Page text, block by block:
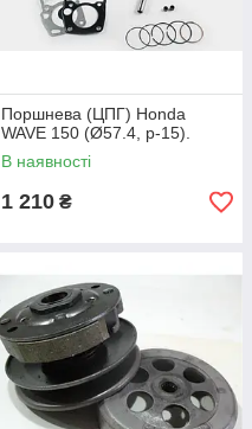
Поршнева (ЦПГ) Honda
WAVE 150 (Ø57.4, p-15).
В наявності
1 210 ₴